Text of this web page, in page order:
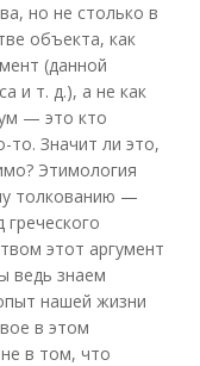
но не столько в
объекта, как
(данной
и т. д.), а не как
— это кто
то. Значит ли это,
Этимология
толкованию —
греческого
этот аргумент
ведь знаем
нашей жизни
в этом
в том, что